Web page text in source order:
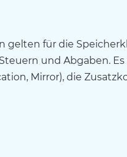
für die
und Abgaben. Es
Mirror), die